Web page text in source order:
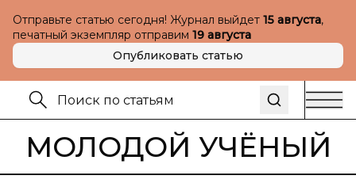
Отправьте статью сегодня! Журнал выйдет 15 августа,
печатный экземпляр отправим 19 августа
Опубликовать статью
МОЛОДОЙ УЧЁНЫЙ